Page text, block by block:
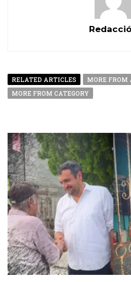
RELATED ARTICLES
MORE FROM
MORE FROM CATEGORY